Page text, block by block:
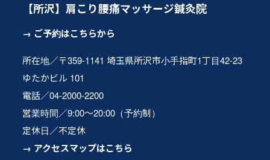
【所沢】肩こり腰痛マッサージ鍼灸院
ご予約はこちらから
所在地／〒359-1141 埼玉県所沢市小手指町1丁目42-23
ゆたかビル 101
電話／04-2000-2200
営業時間／9:00〜20:00（予約制）
定休日／不定休
アクセスマップはこちら